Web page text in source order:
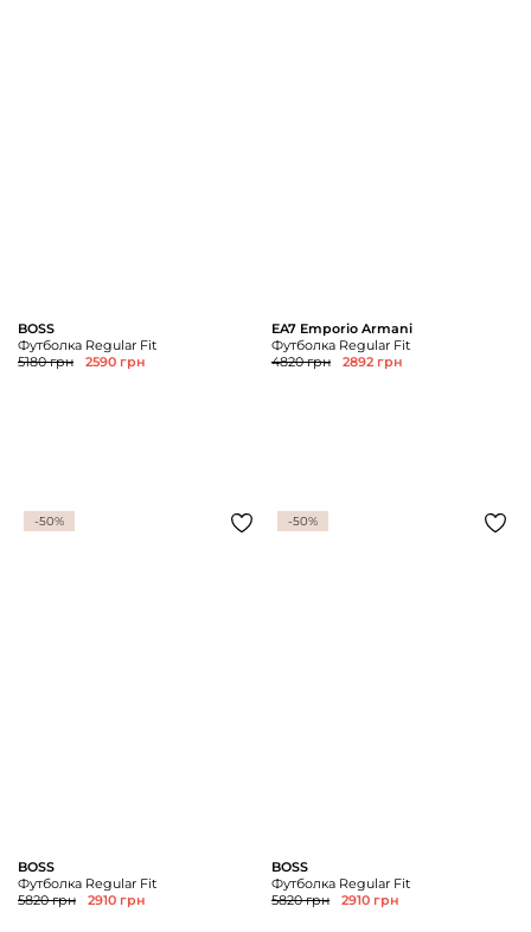
BOSS
Футболка Regular Fit
5180 грн
2590 грн
EA7 Emporio Armani
Футболка Regular Fit
4820 грн
2892 грн
-50%
BOSS
Футболка Regular Fit
5820 грн
2910 грн
-50%
BOSS
Футболка Regular Fit
5820 грн
2910 грн